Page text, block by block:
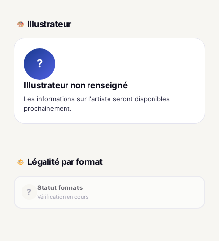
Illustrateur
?
Illustrateur non renseigné
Les informations sur l'artiste seront disponibles
prochainement.
Légalité par format
? Statut formats
Vérification en cours